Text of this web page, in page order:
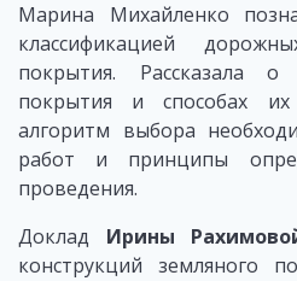
Марина Михайленко
классификацией
покрытия. Рассказала о
покрытия и способах их
алгоритм выбора
работ и принципы
проведения.
Доклад Ирины
конструкций земляного